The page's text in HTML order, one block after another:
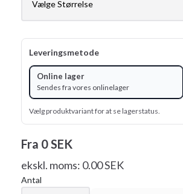
Leveringsmetode
Online lager
Sendes fra vores onlinelager
Vælg produktvariant for at se lagerstatus.
Fra 0 SEK
ekskl. moms: 0.00 SEK
Antal